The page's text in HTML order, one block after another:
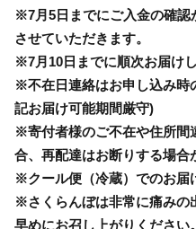
※7月5日までにご入金の確認
させていただきます。
※7月10日までに順次お届けし
※不在日連絡はお申し込み時
記お届け可能期間厳守)
※寄付者様のご不在や住所間
合、再配達はお断りする場合
※クール便（冷蔵）でのお届
※さくらんぼは非常に痛みの
早めにお召し上がりください。